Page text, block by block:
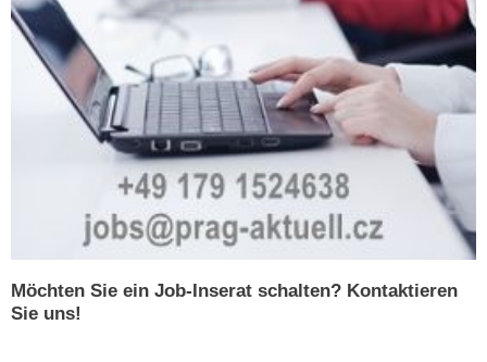
Möchten Sie ein Job-Inserat schalten? Kontaktieren
Sie uns!